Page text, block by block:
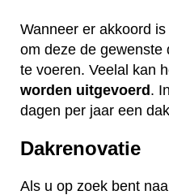
Wanneer er akkoord
om deze de gewenste
te voeren. Veelal kan
worden uitgevoerd .
dagen per jaar een
Dakrenovatie
Als u op zoek bent